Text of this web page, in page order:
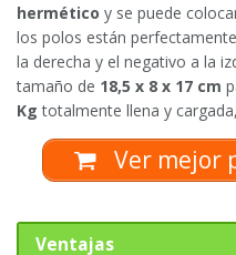
hermético y se puede
los polos están
la derecha y el negativo a la
tamaño de 18,5 x 8 x 17 cm
Kg totalmente llena y
Ver mejor
Ventajas